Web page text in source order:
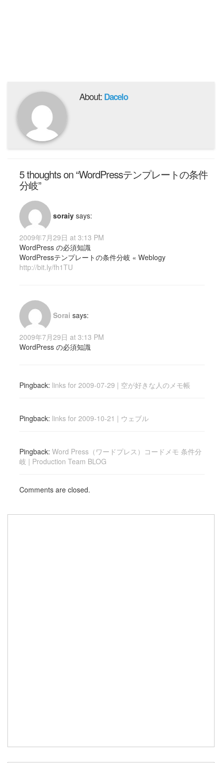
About: Dacelo
5 thoughts on “WordPressテンプレートの条件
分岐”
soraiy says:
2009年7月29日 at 3:13 PM
WordPress の必須知識
WordPressテンプレートの条件分岐 « Weblogy
http://bit.ly/fh1TU
Sorai says:
2009年7月29日 at 3:13 PM
WordPress の必須知識
Pingback: links for 2009-07-29 | 空が好きな人のメモ帳
Pingback: links for 2009-10-21 | ウェブル
Pingback: Word Press（ワードプレス）コードメモ 条件分
岐 | Production Team BLOG
Comments are closed.